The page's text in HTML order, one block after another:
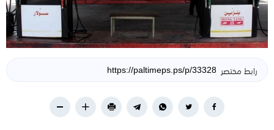
رابط مختصر